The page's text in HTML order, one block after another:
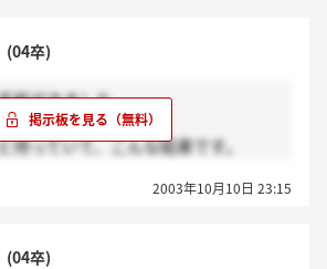
(04卒)
紙がきました。
不採用決定！！
待っていて、こんな結果です。
会社(T_T)
2003年10月10日 23:15
(04卒)